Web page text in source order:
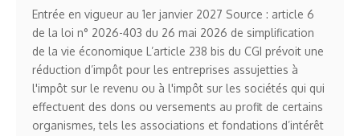
Entrée en vigueur au 1er janvier 2027 Source : article 6
de la loi n° 2026-403 du 26 mai 2026 de simplification
de la vie économique L’article 238 bis du CGI prévoit une
réduction d’impôt pour les entreprises assujetties à
l'impôt sur le revenu ou à l'impôt sur les sociétés qui qui
effectuent des dons ou versements au profit de certains
organismes, tels les associations et fondations d’intérêt